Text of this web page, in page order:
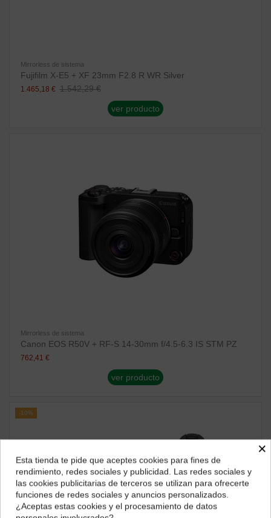
Mirrorless de sistema
Fujifilm X-E5 + XF 23mm F2.8 R WR Silver
1.465,18 € 1.542,29 €
ver producto
Mirrorless de sistema
Canon EOS R50V + RF-S 14-30mm f/4.5-6.3 IS STM PZ
762,41 €
ver producto
-10%
¿Dónde deseas recibir tu pedido?
Selecciona tu ubicación para mostrarte los precios e
impuestos correctos para tu región.
×
Esta tienda te pide que aceptes cookies para fines de
rendimiento, redes sociales y publicidad. Las redes sociales y
las cookies publicitarias de terceros se utilizan para ofrecerte
funciones de redes sociales y anuncios personalizados.
¿Aceptas estas cookies y el procesamiento de datos